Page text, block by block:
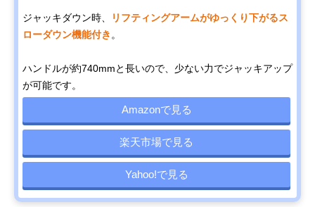
ジャッキダウン時、
リフティングアームがゆっくり下がるス
ローダウン機能付き。
ハンドルが約740mmと長いので、少ない力でジャッキアップ
が可能です。
Amazonで見る
楽天市場で見る
Yahoo!で見る